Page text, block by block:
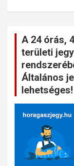
A 24 órás,
területi
Általános
lehetséges!